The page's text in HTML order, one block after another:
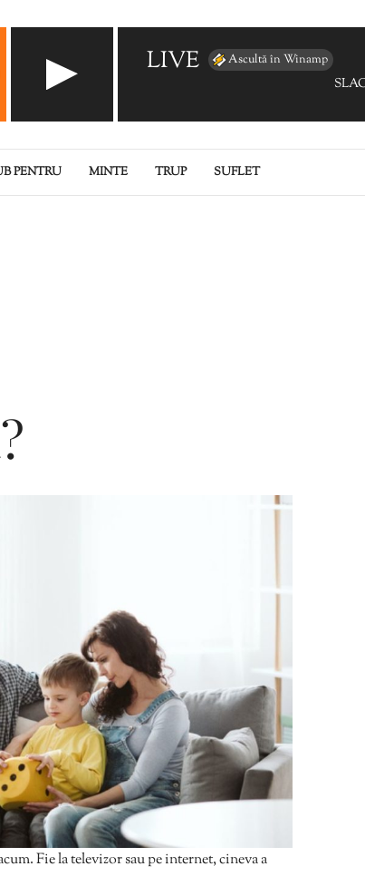
LIVE Ascultă în Winamp
PENTRU MINTE TRUP SUFLET
Fie la televizor sau pe internet, cineva a
Editorial Mihai